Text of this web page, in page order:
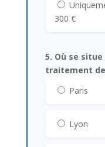
300 €
5. Où se
traitement
Paris
Lyon